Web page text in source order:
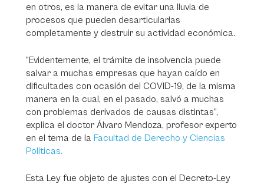
en otros, es la manera de evitar una lluvia de
procesos que pueden desarticularlas
completamente y destruir su actividad económica.
“Evidentemente, el trámite de insolvencia puede
salvar a muchas empresas que hayan caído en
dificultades con ocasión del COVID-19, de la misma
manera en la cual, en el pasado, salvó a muchas
con problemas derivados de causas distintas”,
explica el doctor Álvaro Mendoza, profesor experto
en el tema de la Facultad de Derecho y Ciencias
Políticas.
Esta Ley fue objeto de ajustes con el Decreto-Ley